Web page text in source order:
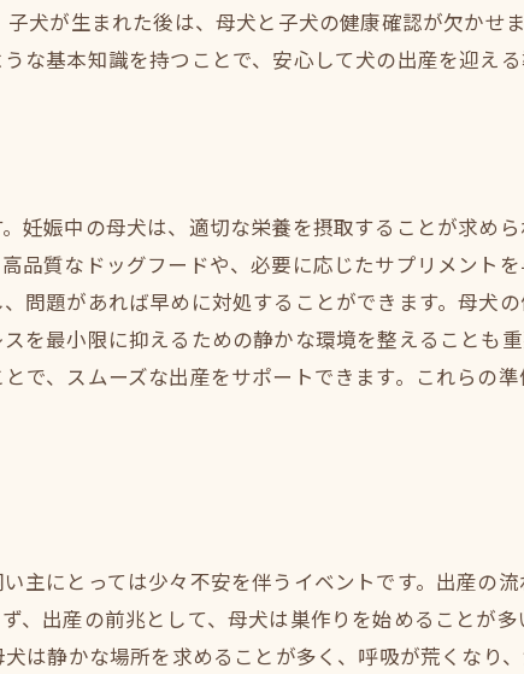
犬が生まれた後は、母犬と子犬の健康確認が欠かせ
な基本知識を持つことで、安心して犬の出産を迎える
妊娠中の母犬は、適切な栄養を摂取することが求め
品質なドッグフードや、必要に応じたサプリメント
問題があれば早めに対処することができます。母犬
を最小限に抑えるための静かな環境を整えることも
で、スムーズな出産をサポートできます。これらの
主にとっては少々不安を伴うイベントです。出産の
、出産の前兆として、母犬は巣作りを始めることが
は静かな場所を求めることが多く、呼吸が荒くなり